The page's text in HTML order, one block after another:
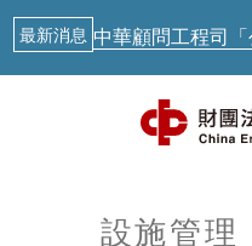
最新
最新消息 中華顧問工程司
從生成式AI到實體
聯合國示警：AI治
設施管理